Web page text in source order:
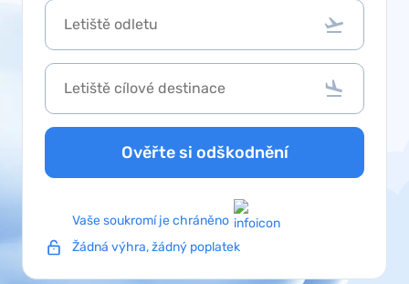
Ověřte si odškodnění
Vaše soukromí je chráněno
Žádná výhra, žádný poplatek